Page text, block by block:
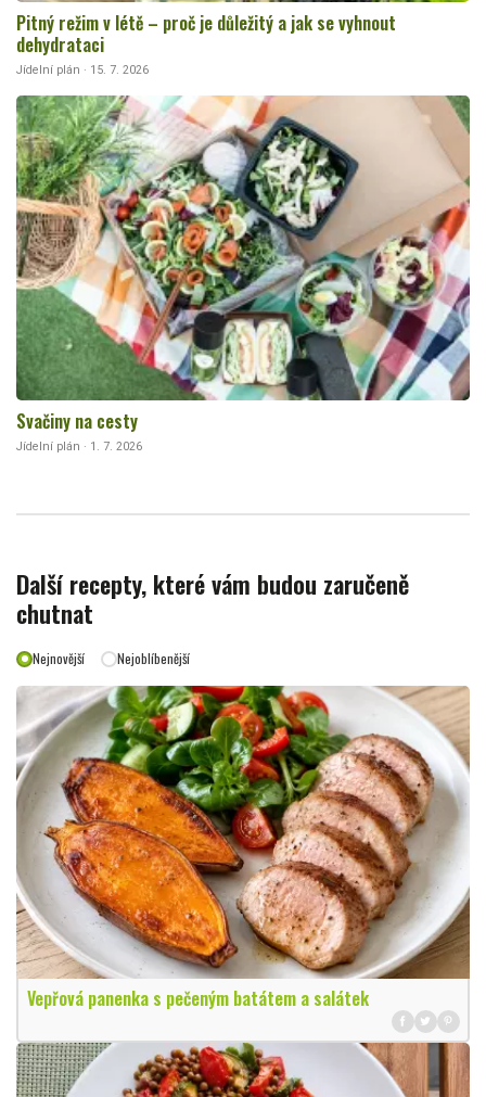
Pitný režim v létě – proč je důležitý a jak se vyhnout
dehydrataci
Jídelní plán · 15. 7. 2026
Svačiny na cesty
Jídelní plán · 1. 7. 2026
Další recepty, které vám budou zaručeně
chutnat
Nejnovější Nejoblíbenější
Vepřová panenka s pečeným batátem a salátek